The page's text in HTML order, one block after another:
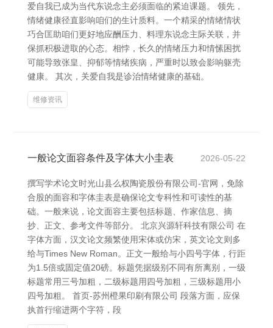
爱自我已成为当代东说念主必须面临的紧迫课题。 领先，
情绪健康径直影响咱们的生计质料。一个精采的情绪情状
巧合匡助咱们更好地应酬压力、料理东说念主际关联，并
保抓积极进取的心态。相悖，长久的情绪压力和情愫困扰
可能导致张皇、抑郁等情绪疾病，严重时以致会影响躯壳
健康。 其次，关爱自我是诊治情绪健康的基础。
维修资讯
一般论文面容条件及字体大小圭表 2026-05-22
撰写学术论文时光山县么权陶瓷股份有限公司-官网，免除
合股的面容和字体圭表是确保论文专科性和可读性的基
础。一般来说，论文面容主要包括标题、作家信息、摘
抄、正文、参考文件等部分。 北京兴源轩科技有限公司 在
字体方面，汉文论文频繁使用宋体或仿宋，英文论文则多
给与Times New Roman。正文一般给与小四号字体，行距
为1.5倍或固定值20磅。标题凭据级别不同有所离别，一级
标题常用三号加粗，二级标题用四号加粗，三级标题用小
四号加粗。 首页-苏州橙果印刷有限公司 段落方面，应保
执首行缩进两个字符，段